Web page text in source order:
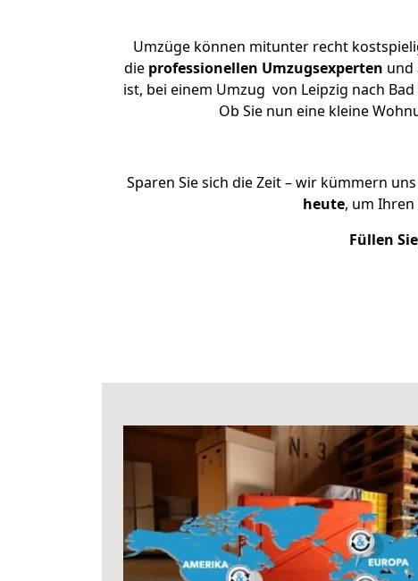
Umzüge können mitunter recht
die professionellen Umzugsexperten und
ist, bei einem Umzug von Leipzig nach
Ob Sie nun eine kleine
Sparen Sie sich die Zeit – wir kümmern
heute, um Ihren
Füllen